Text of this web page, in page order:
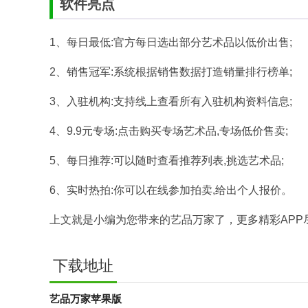
软件亮点
1、每日最低:官方每日选出部分艺术品以低价出售;
2、销售冠军:系统根据销售数据打造销量排行榜单;
3、入驻机构:支持线上查看所有入驻机构资料信息;
4、9.9元专场:点击购买专场艺术品,专场低价售卖;
5、每日推荐:可以随时查看推荐列表,挑选艺术品;
6、实时热拍:你可以在线参加拍卖,给出个人报价。
上文就是小编为您带来的艺品万家了，更多精彩APP
下载地址
艺品万家苹果版